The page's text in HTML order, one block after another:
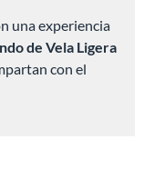
una experiencia
de Vela Ligera
con el